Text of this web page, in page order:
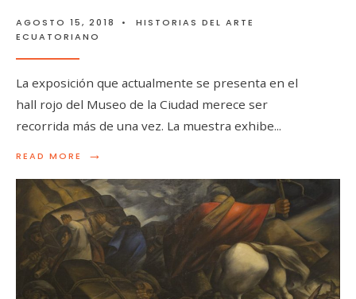
AGOSTO 15, 2018 •
HISTORIAS DEL ARTE
ECUATORIANO
La exposición que actualmente se presenta en el
hall rojo del Museo de la Ciudad merece ser
recorrida más de una vez. La muestra exhibe...
READ MORE →